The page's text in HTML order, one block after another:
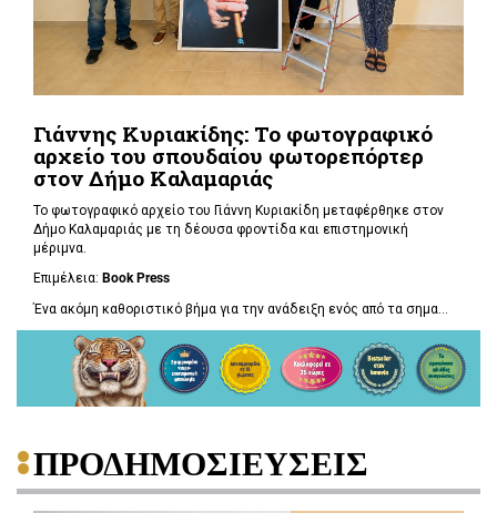
Γιάννης Κυριακίδης: Το φωτογραφικό
αρχείο του σπουδαίου φωτορεπόρτερ
στον Δήμο Καλαμαριάς
Το φωτογραφικό αρχείο του Γιάννη Κυριακίδη μεταφέρθηκε στον
Δήμο Καλαμαριάς με τη δέουσα φροντίδα και επιστημονική
μέριμνα.
Επιμέλεια: Book Press
Ένα ακόμη καθοριστικό βήμα για την ανάδειξη ενός από τα σημα...
ΠΡΟΔΗΜΟΣΙΕΥΣΕΙΣ